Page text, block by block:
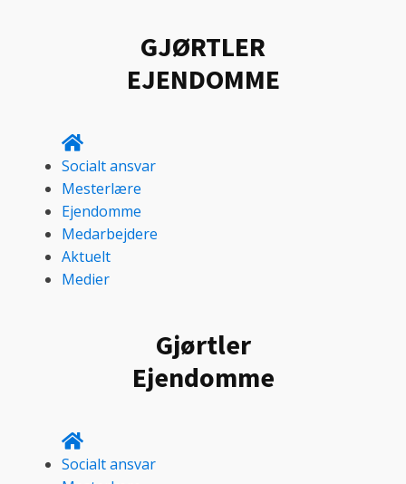
GJØRTLER
EJENDOMME
Socialt ansvar
Mesterlære
Ejendomme
Medarbejdere
Aktuelt
Medier
Gjørtler
Ejendomme
Socialt ansvar